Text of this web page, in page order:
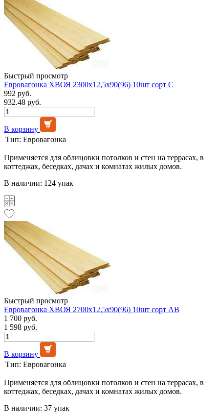
Быстрый просмотр
Евровагонка ХВОЯ 2300х12,5х90(96) 10шт сорт С
992 руб.
932.48 руб.
В корзину
Тип: Евровагонка
Применяется для облицовки потолков и стен на террасах, в
коттеджах, беседках, дачах и комнатах жилых домов.
В наличии: 124 упак
Быстрый просмотр
Евровагонка ХВОЯ 2700х12,5х90(96) 10шт сорт АВ
1 700 руб.
1 598 руб.
В корзину
Тип: Евровагонка
Применяется для облицовки потолков и стен на террасах, в
коттеджах, беседках, дачах и комнатах жилых домов.
В наличии: 37 упак